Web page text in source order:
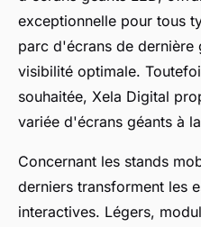
exceptionnelle pour tous
parc d'écrans de dernière
visibilité optimale.
souhaitée, Xela Digital
variée d'écrans géants à
Concernant les stands
derniers transforment les
interactives. Légers,